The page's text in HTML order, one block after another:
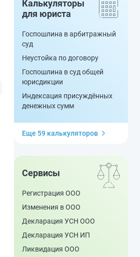
Калькуляторы
для юриста
Госпошлина в арбитражный
суд
Неустойка по договору
Госпошлина в суд общей
юрисдикции
Индексация присуждённых
денежных сумм
Еще 59 калькуляторов
Сервисы
Регистрация ООО
Изменения в ООО
Декларация УСН ООО
Декларация УСН ИП
Ликвидация ООО